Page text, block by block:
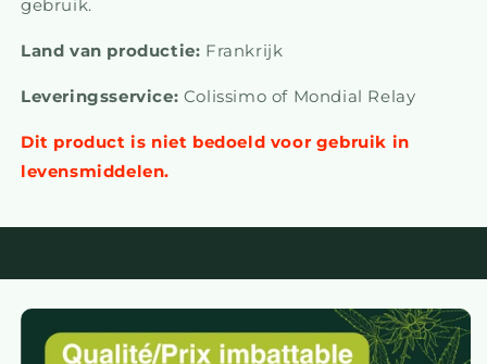
gebruik.
Land van productie: Frankrijk
Leveringsservice: Colissimo of Mondial Relay
Dit product is niet bedoeld voor gebruik in
levensmiddelen.